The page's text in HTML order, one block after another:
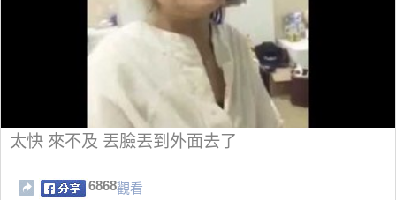
太快 來不及 丟臉丟到外面去了
6868觀看